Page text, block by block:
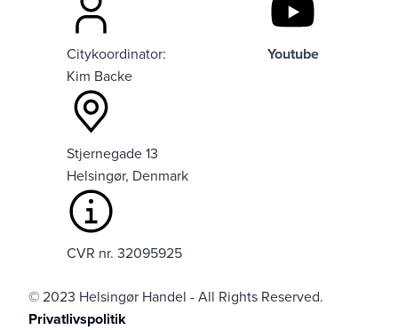
Citykoordinator:
Kim Backe
Stjernegade 13
Helsingør, Denmark
CVR nr. 32095925
Youtube
© 2023 Helsingør Handel - All Rights Reserved.
Privatlivspolitik